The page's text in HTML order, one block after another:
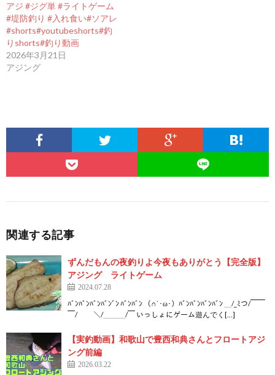
アジ #ジグ単 #ライトゲーム
#堤防釣り #入れ食い#ソアレ
#shorts#youtubeshorts#釣
りshorts#釣り動画
2026年3月21日
アジング
関連する記事
ずんだもんの夜釣りよ今夜もありがとう【完全版】
アジング ライトゲーム
2024.07.28
ﾊﾞﾝﾊﾞﾝﾊﾞﾝﾊﾞﾝﾞﾝ ﾊﾞﾝﾊﾞﾝ （∩`･ω･）ﾊﾞﾝﾊﾞﾝﾊﾞﾝﾊﾞﾝ ＿/_ﾐつ/￣￣
￣/ ＼/＿＿＿/￣ いっしょにゲーム遊んでく[…]
【実釣動画】和歌山で豊西和典さんとフロートアジ
ング前編
2026.03.22